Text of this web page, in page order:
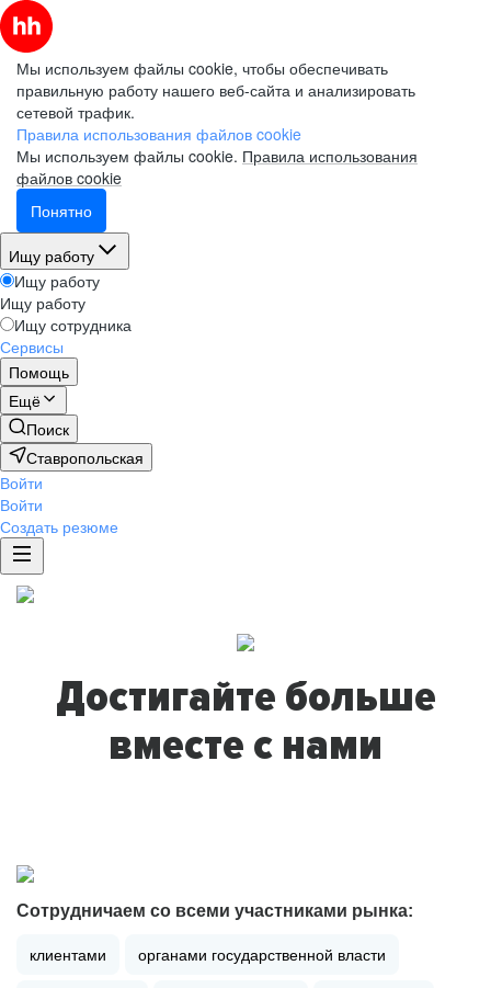
Мы используем файлы cookie, чтобы обеспечивать
правильную работу нашего веб-сайта и анализировать
сетевой трафик.
Правила использования файлов cookie
Мы используем файлы cookie. Правила использования
файлов cookie
Понятно
Ищу работу
Ищу работу
Ищу работу
Ищу сотрудника
Сервисы
Помощь
Ещё
Поиск
Ставропольская
Войти
Войти
Создать резюме
Достигайте больше
вместе с нами
Сотрудничаем со всеми участниками рынка:
клиентами органами государственной власти